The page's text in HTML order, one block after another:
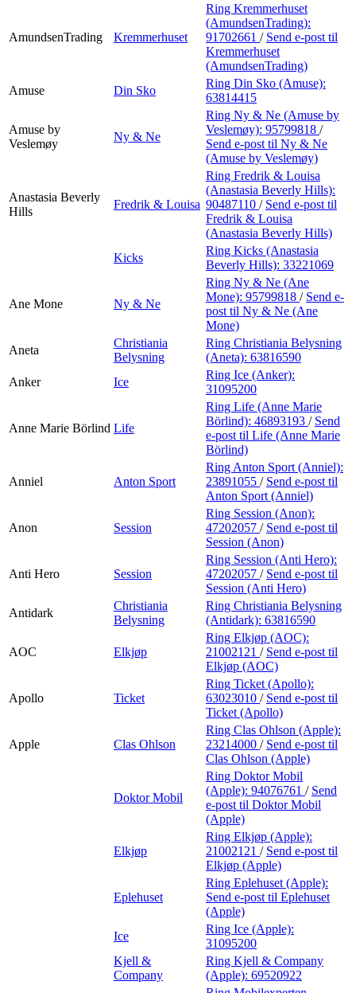
AmundsenTrading Kremmerhuset
Ring Kremmerhuset
(AmundsenTrading):
91702661 / Send e-post til
Kremmerhuset
(AmundsenTrading)
Amuse
Din Sko
Ring Din Sko (Amuse):
63814415
Amuse by
Veslemøy
Ny & Ne
Ring Ny & Ne (Amuse by
Veslemøy): 95799818 /
Send e-post til Ny & Ne
(Amuse by Veslemøy)
Anastasia Beverly
Hills
Fredrik & Louisa
Ring Fredrik & Louisa
(Anastasia Beverly Hills):
90487110 / Send e-post til
Fredrik & Louisa
(Anastasia Beverly Hills)
Kicks
Ring Kicks (Anastasia
Beverly Hills): 33221069
Ane Mone Ny & Ne
Ring Ny & Ne (Ane
Mone): 95799818 / Send e-
post til Ny & Ne (Ane
Mone)
Aneta
Christiania
Belysning
Ring Christiania Belysning
(Aneta): 63816590
Anker
Ice
Ring Ice (Anker):
31095200
Anne Marie Börlind Life
Ring Life (Anne Marie
Börlind): 46893193 / Send
e-post til Life (Anne Marie
Börlind)
Anniel Anton Sport
Ring Anton Sport (Anniel):
23891055 / Send e-post til
Anton Sport (Anniel)
Anon Session
Ring Session (Anon):
47202057 / Send e-post til
Session (Anon)
Anti Hero Session
Ring Session (Anti Hero):
47202057 / Send e-post til
Session (Anti Hero)
Antidark
Christiania
Belysning
Ring Christiania Belysning
(Antidark): 63816590
AOC Elkjøp
Ring Elkjøp (AOC):
21002121 / Send e-post til
Elkjøp (AOC)
Apollo Ticket
Ring Ticket (Apollo):
63023010 / Send e-post til
Ticket (Apollo)
Apple Clas Ohlson
Ring Clas Ohlson (Apple):
23214000 / Send e-post til
Clas Ohlson (Apple)
Doktor Mobil
Ring Doktor Mobil
(Apple): 94076761 / Send
e-post til Doktor Mobil
(Apple)
Elkjøp
Ring Elkjøp (Apple):
21002121 / Send e-post til
Elkjøp (Apple)
Eplehuset
Ring Eplehuset (Apple):
Send e-post til Eplehuset
(Apple)
Ice
Ring Ice (Apple):
31095200
Kjell &
Company
Ring Kjell & Company
(Apple): 69520922